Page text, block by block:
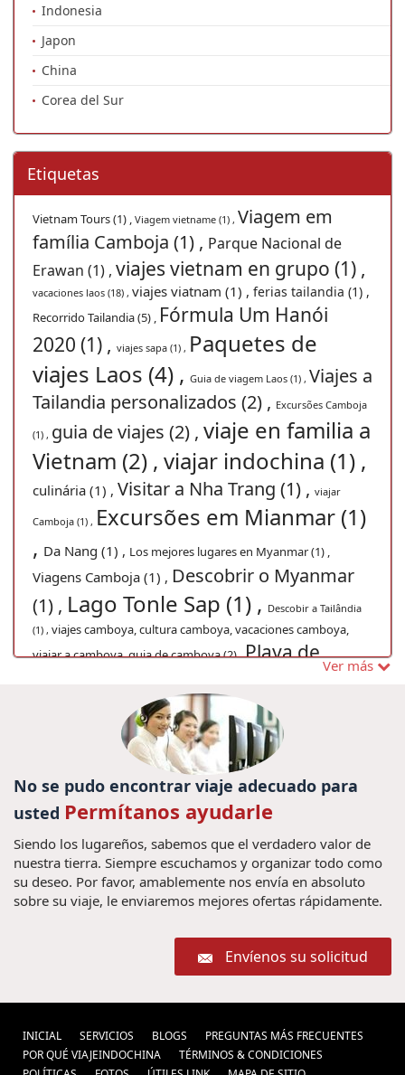
Indonesia
Japon
China
Corea del Sur
Etiquetas
Vietnam Tours (1) , Viagem vietname (1) , Viagem em
família Camboja (1) , Parque Nacional de
Erawan (1) , viajes vietnam en grupo (1) ,
vacaciones laos (18) , viajes viatnam (1) , ferias tailandia (1) ,
Recorrido Tailandia (5) , Fórmula Um Hanói
2020 (1) , viajes sapa (1) , Paquetes de
viajes Laos (4) , Guia de viagem Laos (1) , Viajes a
Tailandia personalizados (2) , Excursões Camboja
(1) , guia de viajes (2) , viaje en familia a
Vietnam (2) , viajar indochina (1) ,
culinária (1) , Visitar a Nha Trang (1) , viajar
Camboja (1) , Excursões em Mianmar (1)
, Da Nang (1) , Los mejores lugares en Myanmar (1) ,
Viagens Camboja (1) , Descobrir o Myanmar
(1) , Lago Tonle Sap (1) , Descobir a Tailândia
(1) , viajes camboya, cultura camboya, vacaciones camboya,
viajar a camboya, guia de camboya (2) ,Playa de
Pacote de viagem
para Vietnã (1) ,Viajes en familia
a Camboya (3) ,Excusiones Myanmar
Yangon, Myanmar (1) ,
VIAJEINDOCHINA (1) , Viagem ao Vietnã
com crianças (1) ,
Recorrido en Vietnam (4) ,viajar angkor wat
(1) ,Férias Mianmar (1) ,Gastronomia
de Myanmar (1) ,
Vietnam Gran Premio 2020 (2) , Nha Trang (1) ,
Donald Trump (1) ,viajes birmania
(5) ,Como passar duas semanas
no Vietnã e Laos? (1) ,Viaje de Vietnam
(1) ,Viagens ao Laos, Viagem ao Laos,
Ver más
No se pudo encontrar viaje adecuado para
usted Permítanos ayudarle
Siendo los lugareños, sabemos que el verdadero valor de
nuestra tierra. Siempre escuchamos y organizar todo como
su deseo. Por favor, amablemente nos envía en absoluto
sobre su viaje, le enviaremos mejores ofertas rápidamente.
Envíenos su solicitud
INICIAL SERVICIOS BLOGS
PREGUNTAS MÁS FRECUENTES
POR QUÉ VIAJEINDOCHINA
TÉRMINOS & CONDICIONES